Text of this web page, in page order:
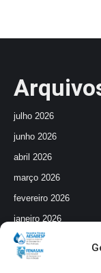
julho 2026
junho 2026
abril 2026
março 2026
fevereiro 2026
janeiro 2026
dezembro 2025
outubro 2025